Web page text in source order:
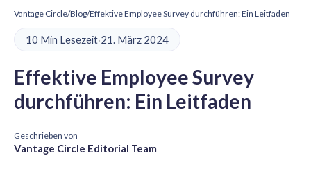
Vantage Circle/Blog/Effektive Employee Survey durchführen: Ein Leitfaden
10 Min Lesezeit·21. März 2024
Effektive Employee Survey
durchführen: Ein Leitfaden
Geschrieben von
Vantage Circle Editorial Team